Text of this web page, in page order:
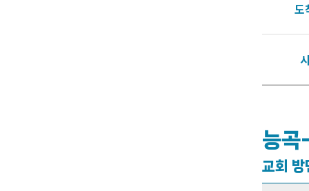
도
능곡
교회 방